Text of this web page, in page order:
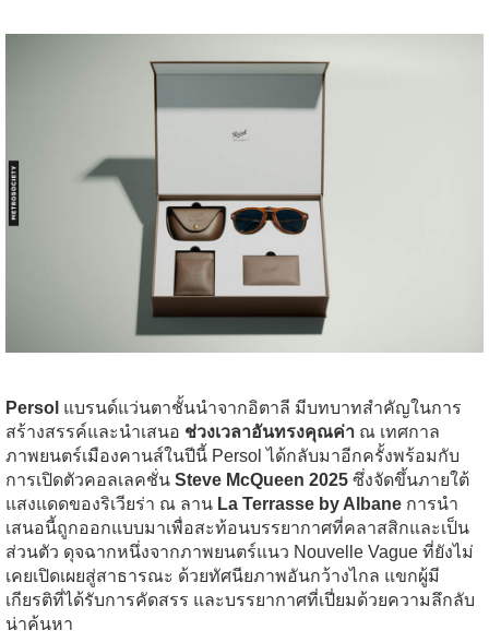
Persol แบรนด์แว่นตาชั้นนำจากอิตาลี มีบทบาทสำคัญในการ
สร้างสรรค์และนำเสนอ ช่วงเวลาอันทรงคุณค่า ณ เทศกาล
ภาพยนตร์เมืองคานส์ในปีนี้ Persol ได้กลับมาอีกครั้งพร้อมกับ
การเปิดตัวคอลเลคชั่น Steve McQueen 2025 ซึ่งจัดขึ้นภายใต้
แสงแดดของริเวียร่า ณ ลาน La Terrasse by Albane การนำ
เสนอนี้ถูกออกแบบมาเพื่อสะท้อนบรรยากาศที่คลาสสิกและเป็น
ส่วนตัว ดุจฉากหนึ่งจากภาพยนตร์แนว Nouvelle Vague ที่ยังไม่
เคยเปิดเผยสู่สาธารณะ ด้วยทัศนียภาพอันกว้างไกล แขกผู้มี
เกียรติที่ได้รับการคัดสรร และบรรยากาศที่เปี่ยมด้วยความลึกลับ
น่าค้นหา